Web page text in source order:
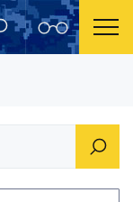
Про затвердження